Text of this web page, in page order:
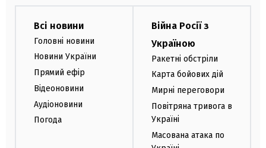
Всі новини
Головні новини
Новини України
Прямий ефір
Відеоновини
Аудіоновини
Погода
Війна Росії з
Україною
Ракетні обстріли
Карта бойових дій
Мирні переговори
Повітряна тривога в
Україні
Масована атака по